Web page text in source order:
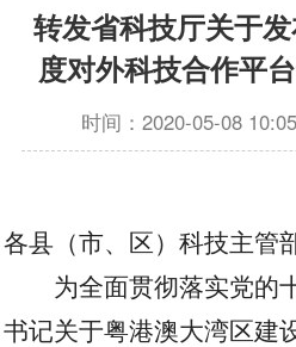
转发省科技厅关于
度对外科技合作平
时间：2020-05-08
各县（市、区）科技主管
为全面贯彻落实党的
书记关于粤港澳大湾区建